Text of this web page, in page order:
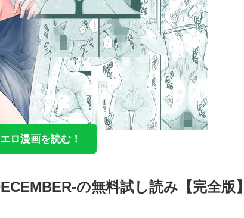
エロ漫画を読む！
の無料試し読み【完全版】